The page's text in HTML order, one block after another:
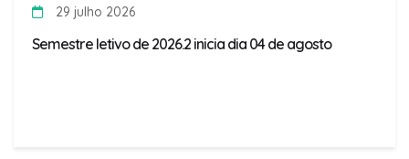
29 julho 2026
Semestre letivo de 2026.2 inicia dia 04 de agosto